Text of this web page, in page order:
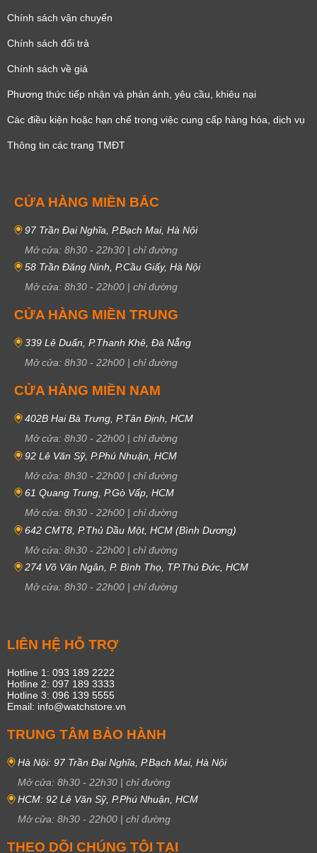
Chính sách vận chuyển
Chính sách đổi trả
Chính sách về giá
Phương thức tiếp nhận và phản ánh, yêu cầu, khiêu nại
Các điều kiện hoặc hạn chế trong việc cung cấp hàng hóa, dịch vụ
Thông tin các trang TMĐT
CỬA HÀNG MIỀN BẮC
97 Trần Đại Nghĩa, P.Bạch Mai, Hà Nội
Mở cửa: 8h30 - 22h30 | chỉ đường
58 Trần Đăng Ninh, P.Cầu Giấy, Hà Nội
Mở cửa: 8h30 - 22h00 | chỉ đường
CỬA HÀNG MIỀN TRUNG
339 Lê Duẩn, P.Thanh Khê, Đà Nẵng
Mở cửa: 8h30 - 22h00 | chỉ đường
CỬA HÀNG MIỀN NAM
402B Hai Bà Trưng, P.Tân Định, HCM
Mở cửa: 8h30 - 22h00 | chỉ đường
92 Lê Văn Sỹ, P.Phú Nhuận, HCM
Mở cửa: 8h30 - 22h00 | chỉ đường
61 Quang Trung, P.Gò Vấp, HCM
Mở cửa: 8h30 - 22h00 | chỉ đường
642 CMT8, P.Thủ Dầu Một, HCM (Bình Dương)
Mở cửa: 8h30 - 22h00 | chỉ đường
274 Võ Văn Ngân, P. Bình Thọ, TP.Thủ Đức, HCM
Mở cửa: 8h30 - 22h00 | chỉ đường
LIÊN HỆ HỖ TRỢ
Hotline 1: 093 189 2222
Hotline 2: 097 189 3333
Hotline 3: 096 139 5555
Email: info@watchstore.vn
TRUNG TÂM BẢO HÀNH
Hà Nội: 97 Trần Đại Nghĩa, P.Bạch Mai, Hà Nội
Mở cửa: 8h30 - 22h30 | chỉ đường
HCM: 92 Lê Văn Sỹ, P.Phú Nhuận, HCM
Mở cửa: 8h30 - 22h00 | chỉ đường
THEO DÕI CHÚNG TÔI TẠI